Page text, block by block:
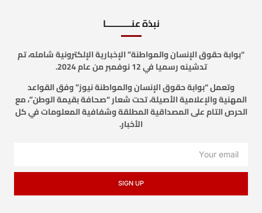
نبذة عنـــــــــــا
“بوابة حقوق الإنسان والمواطنة” الإخبارية الإلكترونية شامله، تم
تدشينه رسميا في 12 نوفمبر من عام 2024.
وتعمل “بوابة حقوق الإنسان والمواطنة نيوز” وفق القواعد
المهنية والإعلامية الأصيلة، تحت شعار “صحافة بقيمة الوطن”، مع
الحرص التام على المصداقية المطلقة وشفافية المعلومات في كل
الأخبار.
SIGN UP